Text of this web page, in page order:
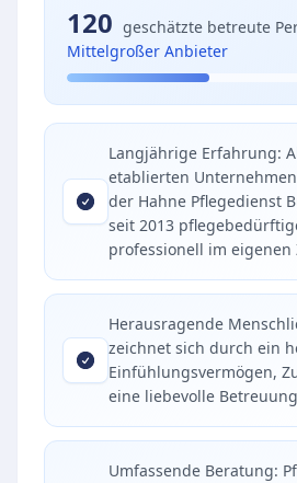
120 geschätzte betreute
Mittelgroßer Anbieter
Langjährige Erfahrung:
etablierten
der Hahne Pflegedienst
seit 2013
professionell im eigenen
Herausragende
zeichnet sich durch ein
Einfühlungsvermögen,
eine liebevolle
Umfassende Beratung: